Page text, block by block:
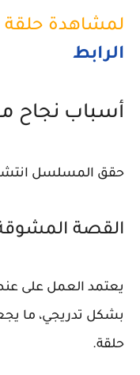
لمشاهدة حلقة
الرابط
أسباب نجاح
حقق المسلسل
القصة
يعتمد العمل على
بشكل تدريجي، ما
حلقة.